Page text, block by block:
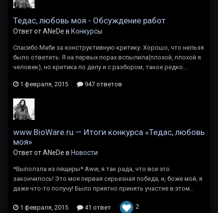
Тедас, любовь моя - Обсуждение работ
Ответ от ANeDe в Конкурсы
Спасибо Маби за конструктивную критику. Хорошо, что нельзя
было ответить. Я на первых порах вспылила(плохой, плохой я
человек), но критика по делу и с разбором, такое редко...
1 февраля, 2015 947 ответов
www.BioWare.ru — Итоги конкурса «Тедас, любовь
моя»
Ответ от ANeDe в Новости
*Выползла из пещеры* Aww, я так рада, что все это
закончилось! Это моя первая серьезная победа, и, боже мой, я
даже что-то получу! Было приятно принять участие в этом...
1 февраля, 2015 41 ответ 2